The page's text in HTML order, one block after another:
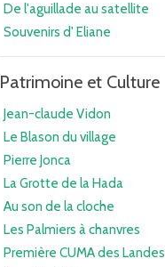
De l'aguillade au satellite
Souvenirs d' Eliane
Patrimoine et Culture
Jean-claude Vidon
Le Blason du village
Pierre Jonca
La Grotte de la Hada
Au son de la cloche
Les Palmiers à chanvres
Première CUMA des Landes